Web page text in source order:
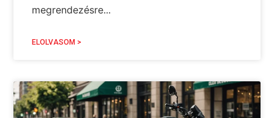
megrendezésre...
ELOLVASOM >